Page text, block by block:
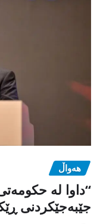
هەواڵ
“داوا لە
جێبەجێكردنی